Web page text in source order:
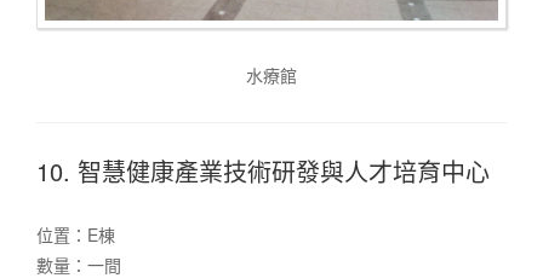
水療館
10. 智慧健康產業技術研發與人才培育中心
位置：E棟
數量：一間